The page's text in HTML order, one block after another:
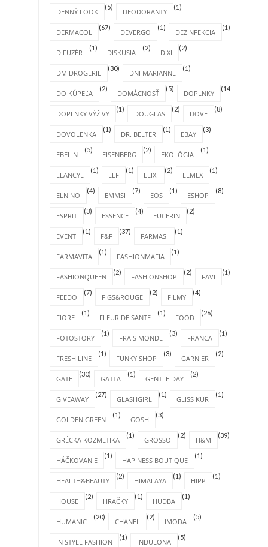
DENNÝ LOOK
(5)
DEODORANTY
(1)
DERMACOL
(67)
DEVERGO
(1)
DEZINFEKCIA
(1)
DIFUZÉR
(1)
DISKUSIA
(2)
DIXI
(2)
DM DROGERIE
(30)
DNI MARIANNE
(1)
DO KÚPEĽA
(2)
DOMÁCNOSŤ
(5)
DOPLNKY
(14)
DOPLNKY VÝŽIVY
(1)
DOUGLAS
(2)
DOVE
(8)
DOVOLENKA
(1)
DR. BELTER
(1)
EBAY
(3)
EBELIN
(5)
EISENBERG
(2)
EKOLÓGIA
(1)
ELANCYL
(1)
ELF
(1)
ELIXI
(2)
ELMEX
(1)
ELNINO
(4)
EMMSI
(7)
EOS
(1)
ESHOP
(8)
ESPRIT
(3)
ESSENCE
(4)
EUCERIN
(2)
EVENT
(1)
F&F
(37)
FARMASI
(1)
FARMAVITA
(1)
FASHIONMAFIA
(1)
FASHIONQUEEN
(2)
FASHIONSHOP
(2)
FAVI
(1)
FEEDO
(7)
FIGS&ROUGE
(2)
FILMY
(4)
FIORE
(1)
FLEUR DE SANTE
(1)
FOOD
(26)
FOTOSTORY
(1)
FRAIS MONDE
(3)
FRANCA
(1)
FRESH LINE
(1)
FUNKY SHOP
(3)
GARNIER
(2)
GATE
(30)
GATTA
(1)
GENTLE DAY
(2)
GIVEAWAY
(27)
GLASHGIRL
(1)
GLISS KUR
(1)
GOLDEN GREEN
(1)
GOSH
(3)
GRÉCKA KOZMETIKA
(1)
GROSSO
(2)
H&M
(39)
HÁČKOVANIE
(1)
HAPINESS BOUTIQUE
(1)
HEALTH&BEAUTY
(2)
HIMALAYA
(1)
HIPP
(1)
HOUSE
(2)
HRAČKY
(1)
HUDBA
(1)
HUMANIC
(20)
CHANEL
(2)
IMODA
(5)
IN STYLE FASHION
(1)
INDULONA
(5)